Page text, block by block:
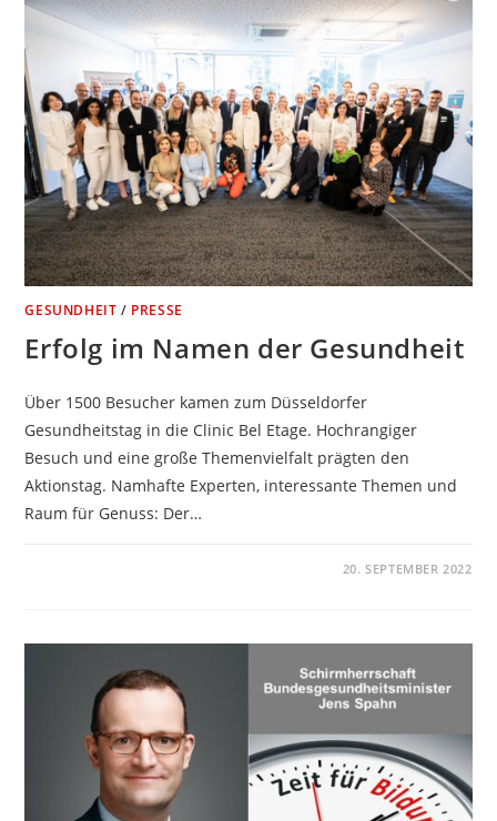
GESUNDHEIT / PRESSE
Erfolg im Namen der Gesundheit
Über 1500 Besucher kamen zum Düsseldorfer
Gesundheitstag in die Clinic Bel Etage. Hochrangiger
Besuch und eine große Themenvielfalt prägten den
Aktionstag. Namhafte Experten, interessante Themen und
Raum für Genuss: Der…
20. SEPTEMBER 2022